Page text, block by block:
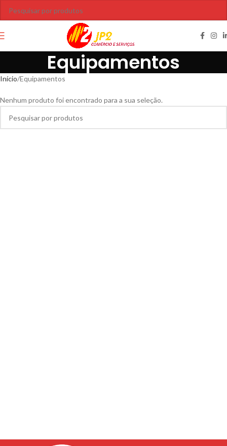
Equipamentos
Início Equipamentos
Nenhum produto foi encontrado para a sua seleção.